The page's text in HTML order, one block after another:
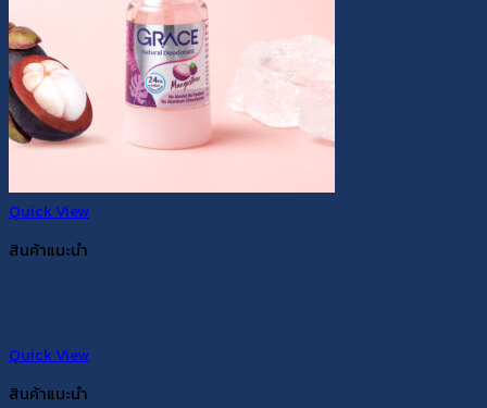
Quick View
สินค้าแนะนำ
Quick View
สินค้าแนะนำ